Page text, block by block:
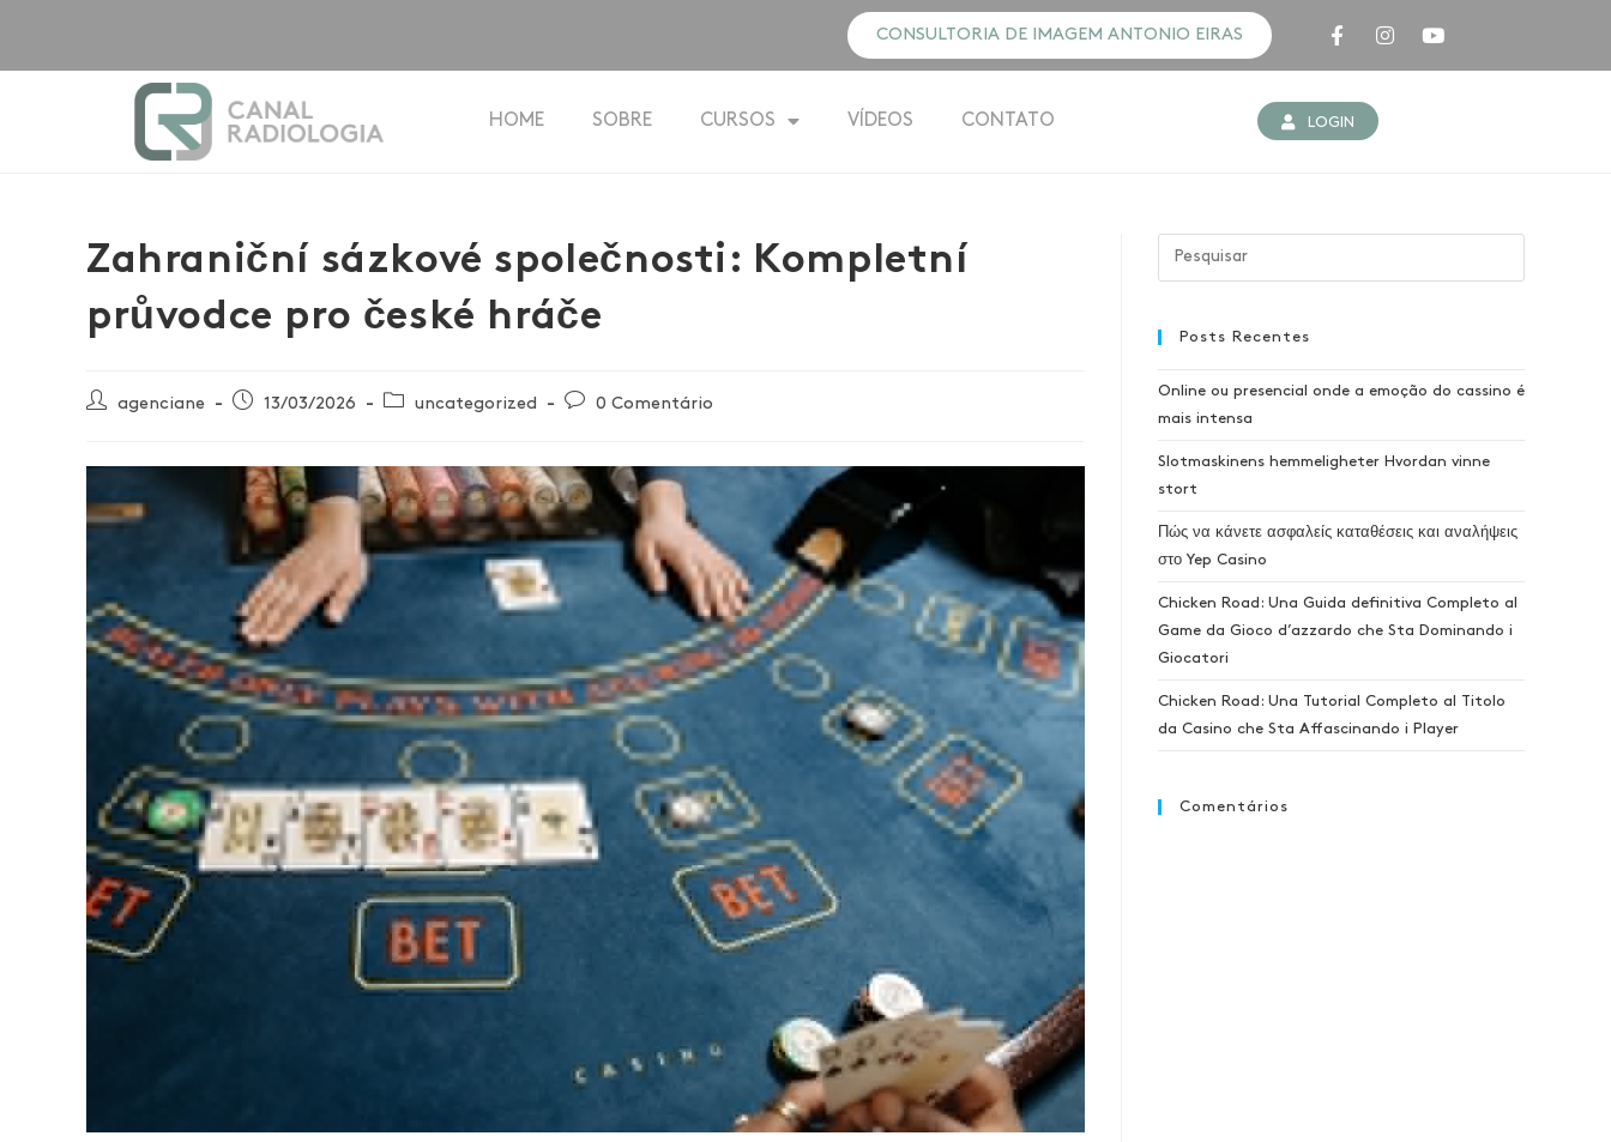
CONSULTORIA DE IMAGEM ANTONIO EIRAS
HOME SOBRE CURSOS VÍDEOS CONTATO LOGIN
Zahraniční sázkové společnosti: Kompletní
průvodce pro české hráče
agenciane 13/03/2026 uncategorized 0 Comentário
Posts Recentes
Online ou presencial onde a emoção do cassino é
mais intensa
Slotmaskinens hemmeligheter Hvordan vinne
stort
Πώς να κάνετε ασφαλείς καταθέσεις και αναλήψεις
στο Yep Casino
Chicken Road: Una Guida definitiva Completo al
Game da Gioco d’azzardo che Sta Dominando i
Giocatori
Chicken Road: Una Tutorial Completo al Titolo
da Casino che Sta Affascinando i Player
Comentários